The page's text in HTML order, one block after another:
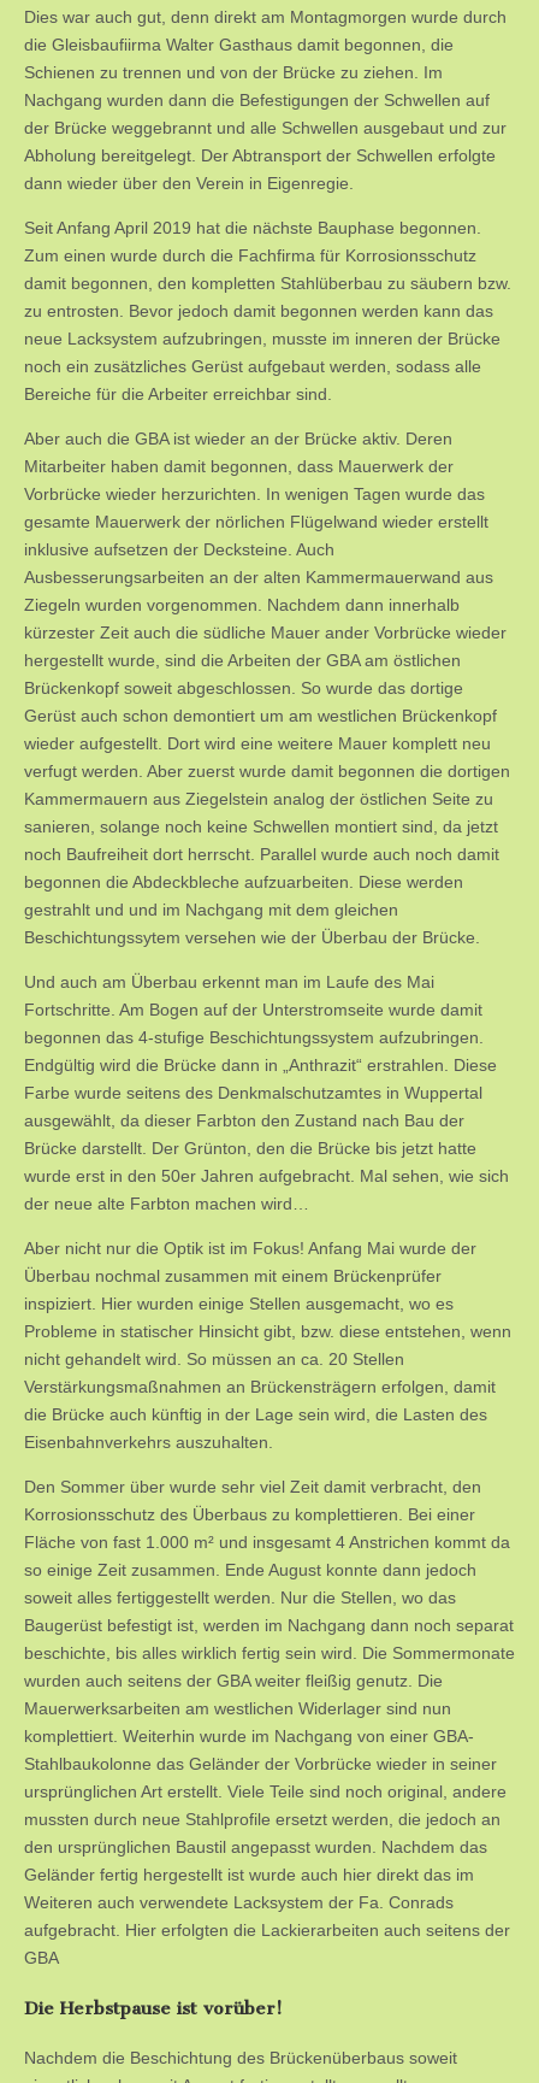
Dies war auch gut, denn direkt am Montagmorgen wurde durch
die Gleisbaufiirma Walter Gasthaus damit begonnen, die
Schienen zu trennen und von der Brücke zu ziehen. Im
Nachgang wurden dann die Befestigungen der Schwellen auf
der Brücke weggebrannt und alle Schwellen ausgebaut und zur
Abholung bereitgelegt. Der Abtransport der Schwellen erfolgte
dann wieder über den Verein in Eigenregie.
Seit Anfang April 2019 hat die nächste Bauphase begonnen.
Zum einen wurde durch die Fachfirma für Korrosionsschutz
damit begonnen, den kompletten Stahlüberbau zu säubern bzw.
zu entrosten. Bevor jedoch damit begonnen werden kann das
neue Lacksystem aufzubringen, musste im inneren der Brücke
noch ein zusätzliches Gerüst aufgebaut werden, sodass alle
Bereiche für die Arbeiter erreichbar sind.
Aber auch die GBA ist wieder an der Brücke aktiv. Deren
Mitarbeiter haben damit begonnen, dass Mauerwerk der
Vorbrücke wieder herzurichten. In wenigen Tagen wurde das
gesamte Mauerwerk der nörlichen Flügelwand wieder erstellt
inklusive aufsetzen der Decksteine. Auch
Ausbesserungsarbeiten an der alten Kammermauerwand aus
Ziegeln wurden vorgenommen. Nachdem dann innerhalb
kürzester Zeit auch die südliche Mauer ander Vorbrücke wieder
hergestellt wurde, sind die Arbeiten der GBA am östlichen
Brückenkopf soweit abgeschlossen. So wurde das dortige
Gerüst auch schon demontiert um am westlichen Brückenkopf
wieder aufgestellt. Dort wird eine weitere Mauer komplett neu
verfugt werden. Aber zuerst wurde damit begonnen die dortigen
Kammermauern aus Ziegelstein analog der östlichen Seite zu
sanieren, solange noch keine Schwellen montiert sind, da jetzt
noch Baufreiheit dort herrscht. Parallel wurde auch noch damit
begonnen die Abdeckbleche aufzuarbeiten. Diese werden
gestrahlt und und im Nachgang mit dem gleichen
Beschichtungssytem versehen wie der Überbau der Brücke.
Und auch am Überbau erkennt man im Laufe des Mai
Fortschritte. Am Bogen auf der Unterstromseite wurde damit
begonnen das 4-stufige Beschichtungssystem aufzubringen.
Endgültig wird die Brücke dann in „Anthrazit“ erstrahlen. Diese
Farbe wurde seitens des Denkmalschutzamtes in Wuppertal
ausgewählt, da dieser Farbton den Zustand nach Bau der
Brücke darstellt. Der Grünton, den die Brücke bis jetzt hatte
wurde erst in den 50er Jahren aufgebracht. Mal sehen, wie sich
der neue alte Farbton machen wird…
Aber nicht nur die Optik ist im Fokus! Anfang Mai wurde der
Überbau nochmal zusammen mit einem Brückenprüfer
inspiziert. Hier wurden einige Stellen ausgemacht, wo es
Probleme in statischer Hinsicht gibt, bzw. diese entstehen, wenn
nicht gehandelt wird. So müssen an ca. 20 Stellen
Verstärkungsmaßnahmen an Brückensträgern erfolgen, damit
die Brücke auch künftig in der Lage sein wird, die Lasten des
Eisenbahnverkehrs auszuhalten.
Den Sommer über wurde sehr viel Zeit damit verbracht, den
Korrosionsschutz des Überbaus zu komplettieren. Bei einer
Fläche von fast 1.000 m² und insgesamt 4 Anstrichen kommt da
so einige Zeit zusammen. Ende August konnte dann jedoch
soweit alles fertiggestellt werden. Nur die Stellen, wo das
Baugerüst befestigt ist, werden im Nachgang dann noch separat
beschichte, bis alles wirklich fertig sein wird. Die Sommermonate
wurden auch seitens der GBA weiter fleißig genutz. Die
Mauerwerksarbeiten am westlichen Widerlager sind nun
komplettiert. Weiterhin wurde im Nachgang von einer GBA-
Stahlbaukolonne das Geländer der Vorbrücke wieder in seiner
ursprünglichen Art erstellt. Viele Teile sind noch original, andere
mussten durch neue Stahlprofile ersetzt werden, die jedoch an
den ursprünglichen Baustil angepasst wurden. Nachdem das
Geländer fertig hergestellt ist wurde auch hier direkt das im
Weiteren auch verwendete Lacksystem der Fa. Conrads
aufgebracht. Hier erfolgten die Lackierarbeiten auch seitens der
GBA
Die Herbstpause ist vorüber!
Nachdem die Beschichtung des Brückenüberbaus soweit